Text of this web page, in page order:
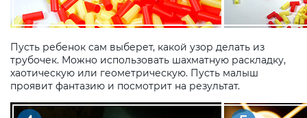
Пусть ребенок сам выберет, какой узор делать из
трубочек. Можно использовать шахматную раскладку,
хаотическую или геометрическую. Пусть малыш
проявит фантазию и посмотрит на результат.